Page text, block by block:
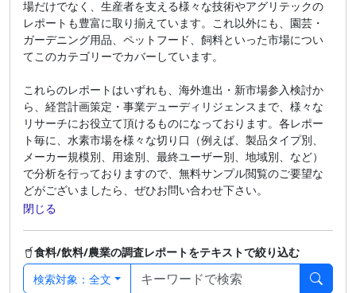
場だけでなく、生産者を支える様々な技術やアグリテックの
レポートも豊富に取り揃えています。これ以外にも、園芸・
ガーデニング用品、ペットフード、飼料といった市場につい
てこのカテゴリーでカバーしています。
これらのレポートはいずれも、海外進出・新市場参入検討か
ら、経営計画策定・事業デューディリジェンスまで、様々な
リサーチにお役立て頂けるものになっております。各レポー
ト毎に、水素市場を様々な切り口（例えば、製品タイプ別、
メーカー規模別、用途別、最終ユーザー別、地域別、など）
で分析を行っておりますので、無料サンプル閲覧のご要望な
どがございましたら、ぜひお問い合わせ下さい。
閉じる
食料/飲料/農業の調査レポートをテキストで絞り込む
検索対象：全文